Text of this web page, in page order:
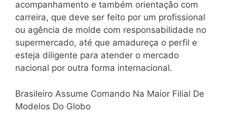
acompanhamento e também orientação com
carreira, que deve ser feito por um profissional
ou agência de molde com responsabilidade no
supermercado, até que amadureça o perfil e
esteja diligente para atender o mercado
nacional por outra forma internacional.
Brasileiro Assume Comando Na Maior Filial De
Modelos Do Globo